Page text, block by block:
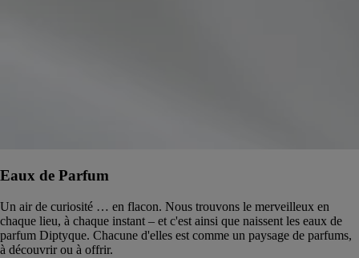
Eaux de Parfum
Un air de curiosité … en flacon. Nous trouvons le merveilleux en
chaque lieu, à chaque instant – et c'est ainsi que naissent les eaux de
parfum Diptyque. Chacune d'elles est comme un paysage de parfums,
à découvrir ou à offrir.